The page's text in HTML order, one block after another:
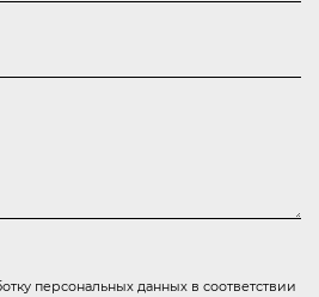
персональных данных в соответствии